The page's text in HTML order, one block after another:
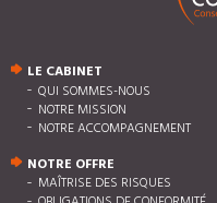
LE CABINET
QUI SOMMES-NOUS
NOTRE MISSION
NOTRE ACCOMPAGNEMENT
NOTRE OFFRE
MAÎTRISE DES RISQUES